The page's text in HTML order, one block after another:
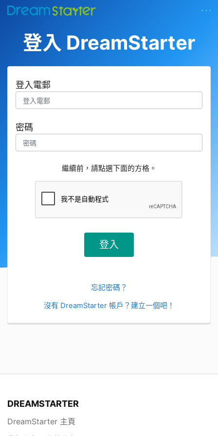
· · ·
登入 DreamStarter
登入電郵
密碼
繼續前，請點選下面的方格。
忘記密碼？
沒有 DreamStarter 帳戶？建立一個吧！
DREAMSTARTER
DreamStarter 主頁